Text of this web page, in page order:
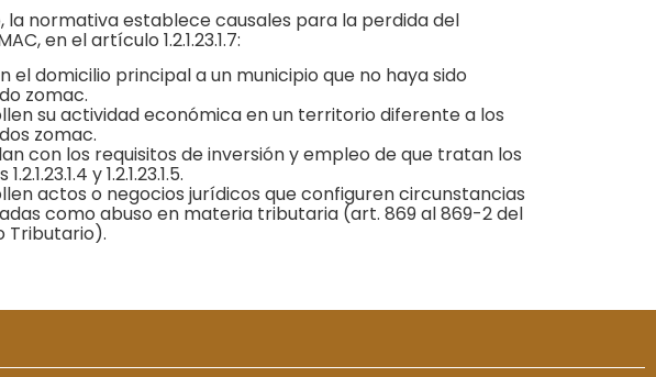
la normativa establece causales para la perdida del
en el artículo 1.2.1.23.1.7:
el domicilio principal a un municipio que no haya sido
zomac.
su actividad económica en un territorio diferente a los
zomac.
con los requisitos de inversión y empleo de que tratan los
y 1.2.1.23.1.5.
actos o negocios jurídicos que configuren circunstancias
como abuso en materia tributaria (art. 869 al 869-2 del
Tributario).